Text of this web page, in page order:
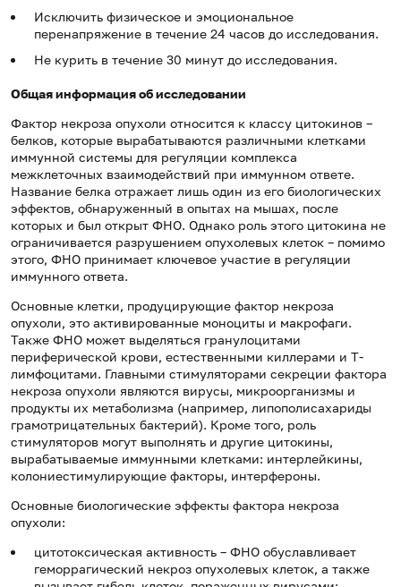
Исключить физическое и эмоциональное
перенапряжение в течение 24 часов до исследования.
Не курить в течение 30 минут до исследования.
Общая информация об исследовании
Фактор некроза опухоли относится к классу цитокинов –
белков, которые вырабатываются различными клетками
иммунной системы для регуляции комплекса
межклеточных взаимодействий при иммунном ответе.
Название белка отражает лишь один из его биологических
эффектов, обнаруженный в опытах на мышах, после
которых и был открыт ФНО. Однако роль этого цитокина не
ограничивается разрушением опухолевых клеток – помимо
этого, ФНО принимает ключевое участие в регуляции
иммунного ответа.
Основные клетки, продуцирующие фактор некроза
опухоли, это активированные моноциты и макрофаги.
Также ФНО может выделяться гранулоцитами
периферической крови, естественными киллерами и Т-
лимфоцитами. Главными стимуляторами секреции фактора
некроза опухоли являются вирусы, микроорганизмы и
продукты их метаболизма (например, липополисахариды
грамотрицательных бактерий). Кроме того, роль
стимуляторов могут выполнять и другие цитокины,
вырабатываемые иммунными клетками: интерлейкины,
колониестимулирующие факторы, интерфероны.
Основные биологические эффекты фактора некроза
опухоли:
цитотоксическая активность – ФНО обуславливает
геморрагический некроз опухолевых клеток, а также